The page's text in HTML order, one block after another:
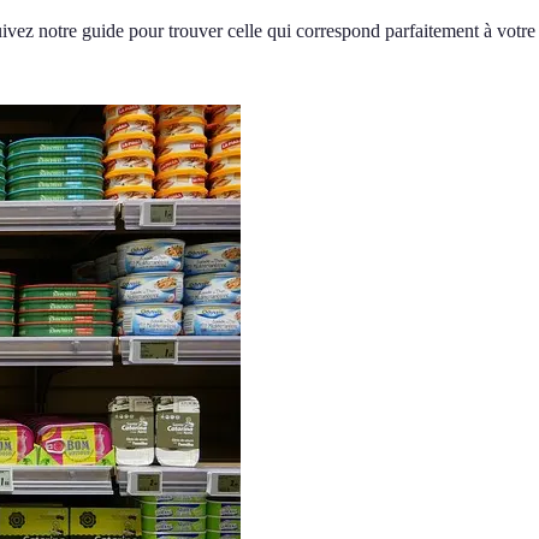
notre guide pour trouver celle qui correspond parfaitement à